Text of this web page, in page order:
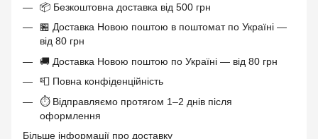
📦 Безкоштовна доставка від 500 грн
🏪 Доставка Новою поштою в поштомат по Україні —
від 80 грн
🚚 Доставка Новою поштою по Україні — від 80 грн
📮 Повна конфіденційність
⏱ Відправляємо протягом 1–2 днів після
оформлення
Більше інформації про доставку